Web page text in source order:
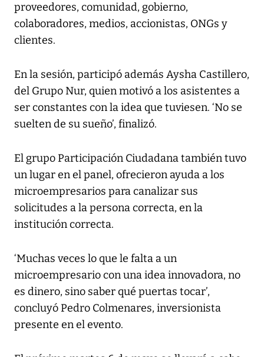
proveedores, comunidad, gobierno,
colaboradores, medios, accionistas, ONGs y
clientes.
En la sesión, participó además Aysha Castillero,
del Grupo Nur, quien motivó a los asistentes a
ser constantes con la idea que tuviesen. ‘No se
suelten de su sueño’, finalizó.
El grupo Participación Ciudadana también tuvo
un lugar en el panel, ofrecieron ayuda a los
microempresarios para canalizar sus
solicitudes a la persona correcta, en la
institución correcta.
‘Muchas veces lo que le falta a un
microempresario con una idea innovadora, no
es dinero, sino saber qué puertas tocar’,
concluyó Pedro Colmenares, inversionista
presente en el evento.